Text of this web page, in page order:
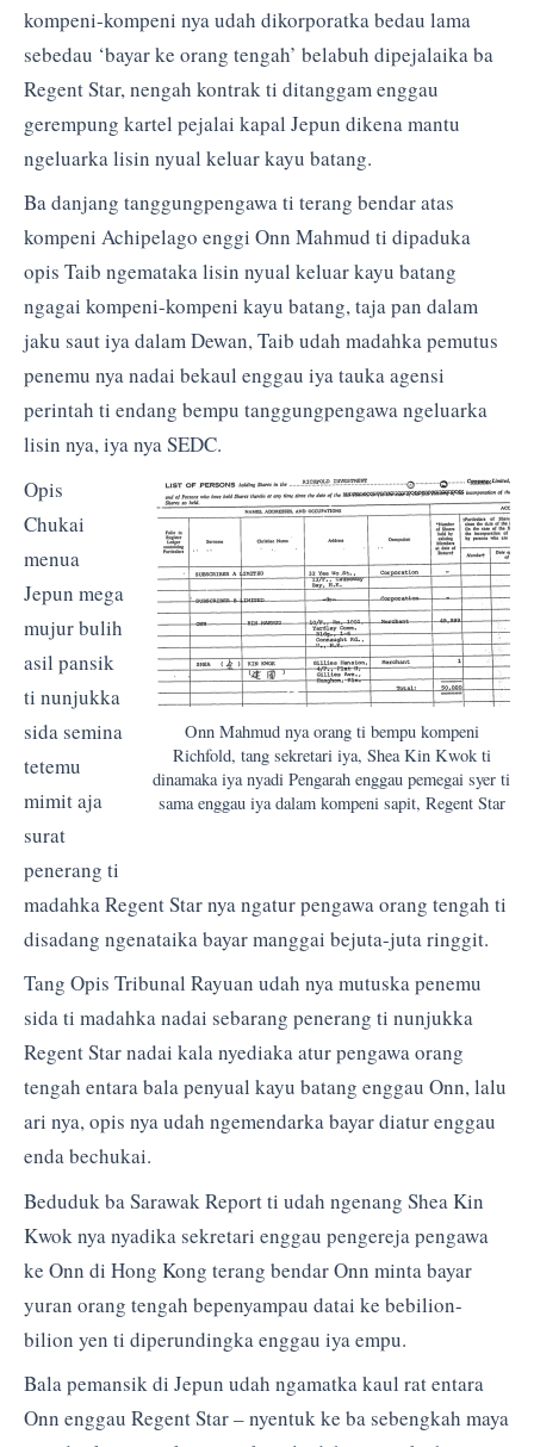
kompeni-kompeni nya udah dikorporatka bedau lama
sebedau ‘bayar ke orang tengah’ belabuh dipejalaika ba
Regent Star, nengah kontrak ti ditanggam enggau
gerempung kartel pejalai kapal Jepun dikena mantu
ngeluarka lisin nyual keluar kayu batang.
Ba danjang tanggungpengawa ti terang bendar atas
kompeni Achipelago enggi Onn Mahmud ti dipaduka
opis Taib ngemataka lisin nyual keluar kayu batang
ngagai kompeni-kompeni kayu batang, taja pan dalam
jaku saut iya dalam Dewan, Taib udah madahka pemutus
penemu nya nadai bekaul enggau iya tauka agensi
perintah ti endang bempu tanggungpengawa ngeluarka
lisin nya, iya nya SEDC.
Onn Mahmud nya orang ti bempu kompeni
Richfold, tang sekretari iya, Shea Kin Kwok ti
dinamaka iya nyadi Pengarah enggau pemegai syer ti
sama enggau iya dalam kompeni sapit, Regent Star
Opis
Chukai
menua
Jepun mega
mujur bulih
asil pansik
ti nunjukka
sida semina
tetemu
mimit aja
surat
penerang ti
madahka Regent Star nya ngatur pengawa orang tengah ti
disadang ngenataika bayar manggai bejuta-juta ringgit.
Tang Opis Tribunal Rayuan udah nya mutuska penemu
sida ti madahka nadai sebarang penerang ti nunjukka
Regent Star nadai kala nyediaka atur pengawa orang
tengah entara bala penyual kayu batang enggau Onn, lalu
ari nya, opis nya udah ngemendarka bayar diatur enggau
enda bechukai.
Beduduk ba Sarawak Report ti udah ngenang Shea Kin
Kwok nya nyadika sekretari enggau pengereja pengawa
ke Onn di Hong Kong terang bendar Onn minta bayar
yuran orang tengah bepenyampau datai ke bebilion-
bilion yen ti diperundingka enggau iya empu.
Bala pemansik di Jepun udah ngamatka kaul rat entara
Onn enggau Regent Star – nyentuk ke ba sebengkah maya